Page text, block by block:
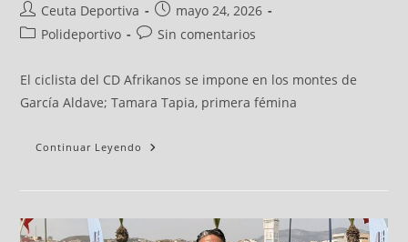
Ceuta Deportiva
mayo 24, 2026
Polideportivo
Sin comentarios
El ciclista del CD Afrikanos se impone en los montes de
García Aldave; Tamara Tapia, primera fémina
Continuar Leyendo